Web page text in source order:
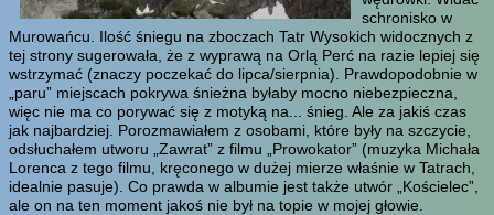
schronisko w
Murowańcu. Ilość śniegu na zboczach Tatr Wysokich widocznych z
tej strony sugerowała, że z wyprawą na Orlą Perć na razie lepiej się
wstrzymać (znaczy poczekać do lipca/sierpnia). Prawdopodobnie w
„paru” miejscach pokrywa śnieżna byłaby mocno niebezpieczna,
więc nie ma co porywać się z motyką na... śnieg. Ale za jakiś czas
jak najbardziej. Porozmawiałem z osobami, które były na szczycie,
odsłuchałem utworu „Zawrat” z filmu „Prowokator” (muzyka Michała
Lorenca z tego filmu, kręconego w dużej mierze właśnie w Tatrach,
idealnie pasuje). Co prawda w albumie jest także utwór „Kościelec”,
ale on na ten moment jakoś nie był na topie w mojej głowie.